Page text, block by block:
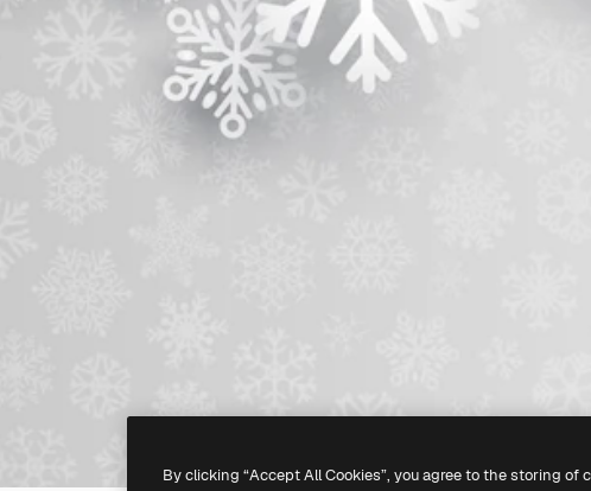
By clicking “Accept All Cookies”, you agree to the storing of